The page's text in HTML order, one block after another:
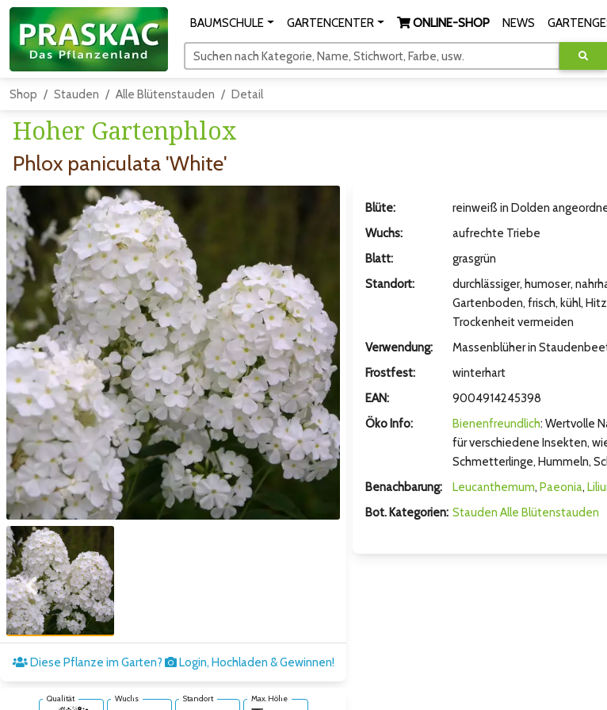
BAUMSCHULE GARTENCENTER ONLINE-SHOP NEWS
Suchen nach Kategorie, Name, Stichwort, Farbe, usw.
Shop Stauden Alle Blütenstauden Detail
Hoher Gartenphlox
Phlox paniculata 'White'
Zum vorigen Bild
Diese Pflanze im Garten? Login, Hochladen & Gewinnen!
Qualität Wuchs Standort Max. Höhe
Blüte:
reinweiß in Dolden
Wuchs:
aufrechte Triebe
Blatt:
grasgrün
Standort:
durchlässiger, humoser,
Gartenboden, frisch, kühl,
Trockenheit vermeiden
Verwendung:
Massenblüher in
Frostfest:
winterhart
EAN:
9004914245398
Öko Info:
Bienenfreundlich: Wertvolle
für verschiedene Insekten,
Schmetterlinge, Hummeln,
Benachbarung:
Leucanthemum, Paeonia,
Bot. Kategorien: Stauden Alle Blütenstauden